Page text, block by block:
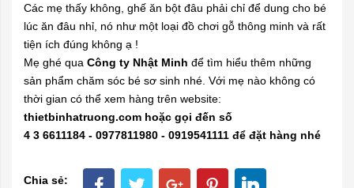
Các mẹ thấy không, ghế ăn bột đâu phải chỉ để dung cho bé
lúc ăn đâu nhỉ, nó như một loại đồ chơi gỗ thông minh và rất
tiện ích đúng không ạ !
Mẹ ghé qua Công ty Nhật Minh để tìm hiểu thêm những
sản phẩm chăm sóc bé sơ sinh nhé. Với mẹ nào không có
thời gian có thể xem hàng trên website:
thietbinhatruong.com hoặc gọi đến số
4 3 6611184 - 0977811980 - 0919541111 để đặt hàng nhé
Chia sẻ: